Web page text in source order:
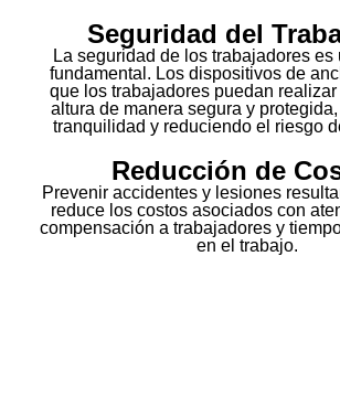
Seguridad del
La seguridad de los trabajadores es
fundamental. Los dispositivos de
que los trabajadores puedan
altura de manera segura y
tranquilidad y reduciendo el riesgo
Reducción de
Prevenir accidentes y lesiones
reduce los costos asociados con
compensación a trabajadores y
en el trabajo.